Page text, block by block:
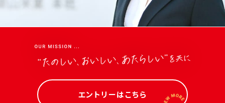
エントリーはこちら